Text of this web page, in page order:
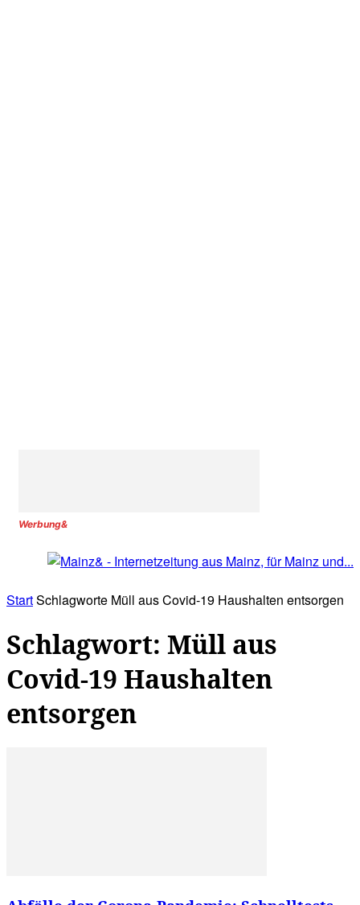
Werbung&
StartSchlagworte Müll aus Covid-19 Haushalten entsorgen
Schlagwort: Müll aus
Covid-19 Haushalten
entsorgen